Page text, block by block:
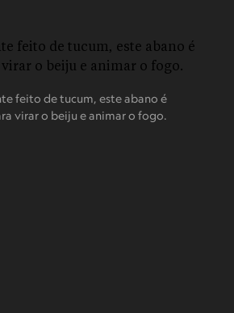
feito de tucum, este abano é
virar o beiju e animar o fogo.